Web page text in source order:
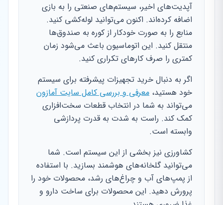
آپدیت‌های اخیر، سیستم‌های صنعتی را به بازی
اضافه کرده‌اند. اکنون می‌توانید لوله‌کشی کنید.
منابع را به صورت خودکار از کوره به صندوق‌ها
منتقل کنید. این اتوماسیون باعث می‌شود زمان
کمتری را صرف کارهای تکراری کنید.
اگر به دنبال خرید تجهیزات پیشرفته برای سیستم
خود هستید، معرفی و بررسی کامل سایت آمازون
می‌تواند به شما در انتخاب قطعات سخت‌افزاری
کمک کند. راست به شدت به قدرت پردازشی
وابسته است.
کشاورزی نیز بخشی از این سیستم است. شما
می‌توانید گلخانه‌های هوشمند بسازید. با استفاده
از پمپ‌های آب و چراغ‌های رشد، محصولات خود را
پرورش دهید. این محصولات برای ساخت دارو و